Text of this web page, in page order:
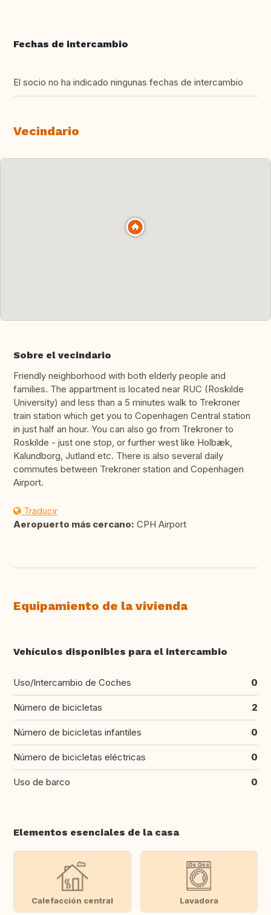
Fechas de intercambio
El socio no ha indicado ningunas fechas de intercambio
Vecindario
Sobre el vecindario
Friendly neighborhood with both elderly people and
families. The appartment is located near RUC (Roskilde
University) and less than a 5 minutes walk to Trekroner
train station which get you to Copenhagen Central station
in just half an hour. You can also go from Trekroner to
Roskilde - just one stop, or further west like Holbæk,
Kalundborg, Jutland etc. There is also several daily
commutes between Trekroner station and Copenhagen
Airport.
Traducir
Aeropuerto más cercano: CPH Airport
Equipamiento de la vivienda
Vehículos disponibles para el intercambio
Uso/Intercambio de Coches 0
Número de bicicletas 2
Número de bicicletas infantiles 0
Número de bicicletas eléctricas 0
Uso de barco 0
Elementos esenciales de la casa
Calefacción central Lavadora